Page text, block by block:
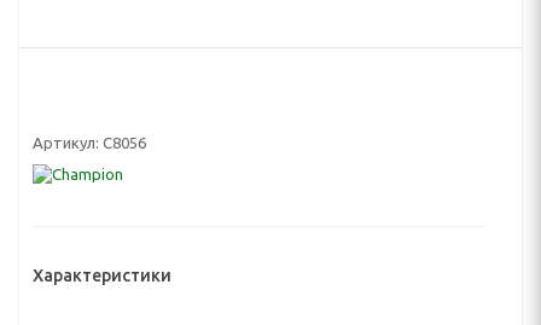
Артикул: C8056
Характеристики